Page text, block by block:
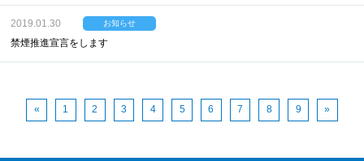
2019.01.30 お知らせ
禁煙推進宣言をします
« 1 2 3 4 5 6 7 8 9 »